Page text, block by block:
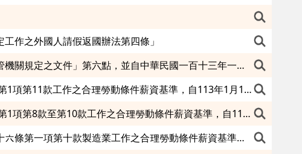
作之外國人請假返國辦法第四條」
修正「雇主申請聘僱第二類外國人文件效期、申請程序及其他經中央主管機關規定之文件」第六點，並自中華民國一百十三年一月四日生效。
核釋「就業服務法」第47條規定雇主在國內辦理招募本國人從事第46條第1項第11款工作之合理勞動條件薪資基準，自113年1月1日生效
核釋「就業服務法」第47條規定雇主在國內辦理招募本國人從事第46條第1項第8款至第10款工作之合理勞動條件薪資基準，自113年1月1日生效
修正「就業服務法第四十七條規定雇主在國內辦理招募本國人從事第四十六條第一項第十款製造業工作之合理勞動條件薪資基準」，自113年1月1日生效